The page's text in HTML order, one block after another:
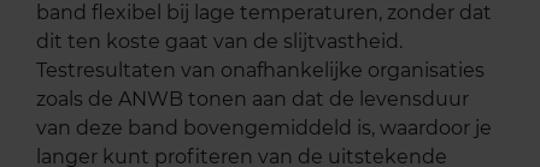
band flexibel bij lage temperaturen, zonder dat
dit ten koste gaat van de slijtvastheid.
Testresultaten van onafhankelijke organisaties
zoals de ANWB tonen aan dat de levensduur
van deze band bovengemiddeld is, waardoor je
langer kunt profiteren van de uitstekende